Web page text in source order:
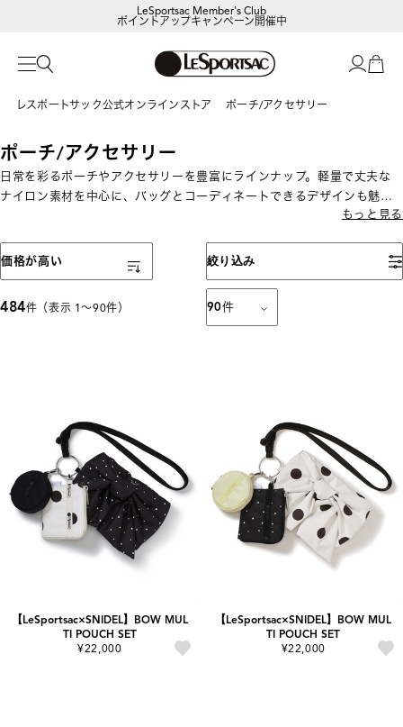
【DORAEMON SHOP IN SHOP】
8/5～表参道フラッグシップストア
レスポートサック公式オンラインストア ポーチ/アクセサリー
ポーチ/アクセサリー
日常を彩るポーチやアクセサリーを豊富にラインナップ。軽量で丈夫な
ナイロン素材を中心に、バッグとコーディネートできるデザインも魅
もっと見る
絞り込み
484件（表示 1〜90件） 90件
表示順
価格が高い
【LeSportsac×SNIDEL】BOW MUL
TI POUCH SET
¥22,000
【LeSportsac×SNIDEL】BOW MUL
TI POUCH SET
¥22,000